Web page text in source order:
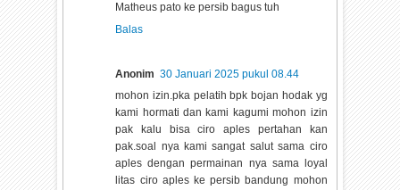
Matheus pato ke persib bagus tuh
Balas
Anonim 30 Januari 2025 pukul 08.44
mohon izin.pka pelatih bpk bojan hodak yg
kami hormati dan kami kagumi mohon izin
pak kalu bisa ciro aples pertahan kan
pak.soal nya kami sangat salut sama ciro
aples dengan permainan nya sama loyal
litas ciro aples ke persib bandung mohon